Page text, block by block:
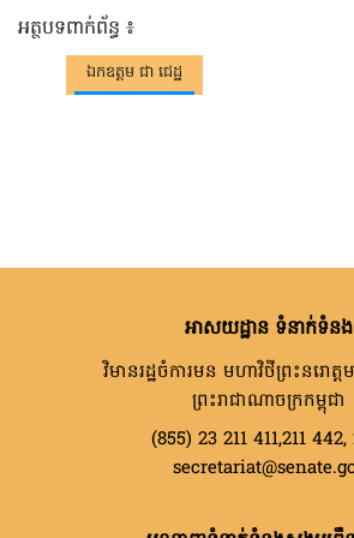
អត្ថបទពាក់ព័ន្ធ ៖
ឯកឧត្តម ជា ជេដ្ឋ
អាសយដ្ឋាន ទំនាក់ទំនង
វិមានរដ្ឋចំការមន មហាវិថីព្រះនរោត្ត
ព្រះរាជាណាចក្រកម្ពុជា
(855) 23 211 411,211